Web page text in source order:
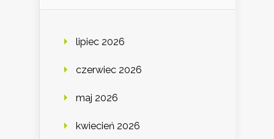
lipiec 2026
czerwiec 2026
maj 2026
kwiecień 2026